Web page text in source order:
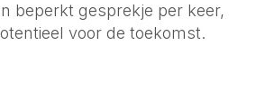
beperkt gesprekje per keer,
voor de toekomst.